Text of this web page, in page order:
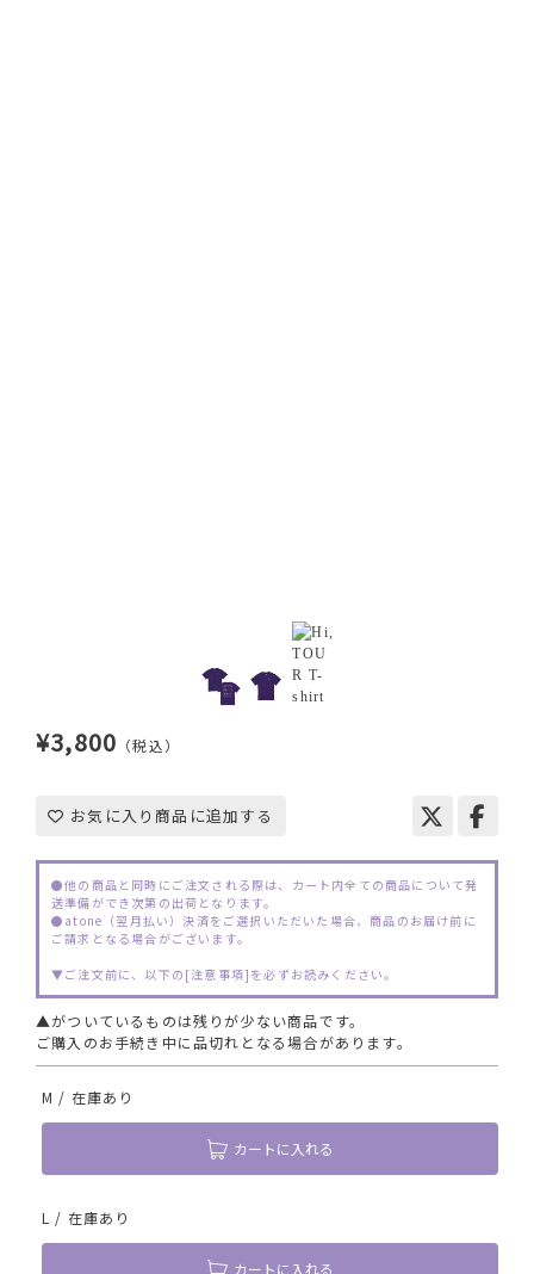
¥3,800 （税込）
お気に入り商品に追加する
●他の商品と同時にご注文される際は、カート内全ての商品について発
送準備ができ次第の出荷となります。
●atone（翌月払い）決済をご選択いただいた場合、商品のお届け前に
ご請求となる場合がございます。
▼ご注文前に、以下の[注意事項]を必ずお読みください。
▲がついているものは残りが少ない商品です。
ご購入のお手続き中に品切れとなる場合があります。
M / 在庫あり
カートに入れる
L / 在庫あり
カートに入れる